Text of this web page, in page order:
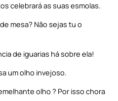
celebrará as suas esmolas.
mesa? Não sejas tu o
de iguarias há sobre ela!
um olho invejoso.
olho ? Por isso chora